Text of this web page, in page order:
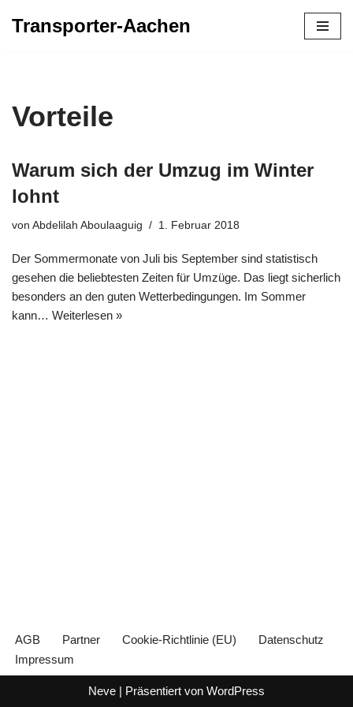
Transporter-Aachen
Vorteile
Warum sich der Umzug im Winter
lohnt
von Abdelilah Aboulaaguig 1. Februar 2018
Der Sommermonate von Juli bis September sind statistisch
gesehen die beliebtesten Zeiten für Umzüge. Das liegt sicherlich
besonders an den guten Wetterbedingungen. Im Sommer
kann… Weiterlesen »
AGB Partner Cookie-Richtlinie (EU)
Datenschutz
Impressum
Neve | Präsentiert von WordPress